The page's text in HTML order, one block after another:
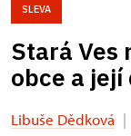
SLEVA
Stará Ves
obce a
Libuše Dědková |